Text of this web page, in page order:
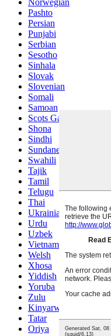
Norwegian
Pashto
Persian
Punjabi
Serbian
Sesotho
Sinhala
Slovak
Slovenian
Somali
Samoan
Scots Gaelic
Shona
Sindhi
Sundanese
Swahili
Tajik
Tamil
Telugu
Thai
Ukrainian
Urdu
Uzbek
Vietnamese
Welsh
Xhosa
Yiddish
Yoruba
Zulu
Kinyarwanda
Tatar
Oriya